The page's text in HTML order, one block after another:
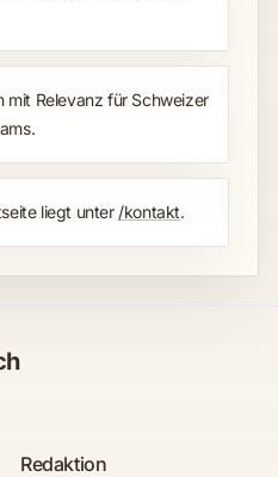
mit Relevanz für Schweizer
liegt unter /kontakt.
Redaktion